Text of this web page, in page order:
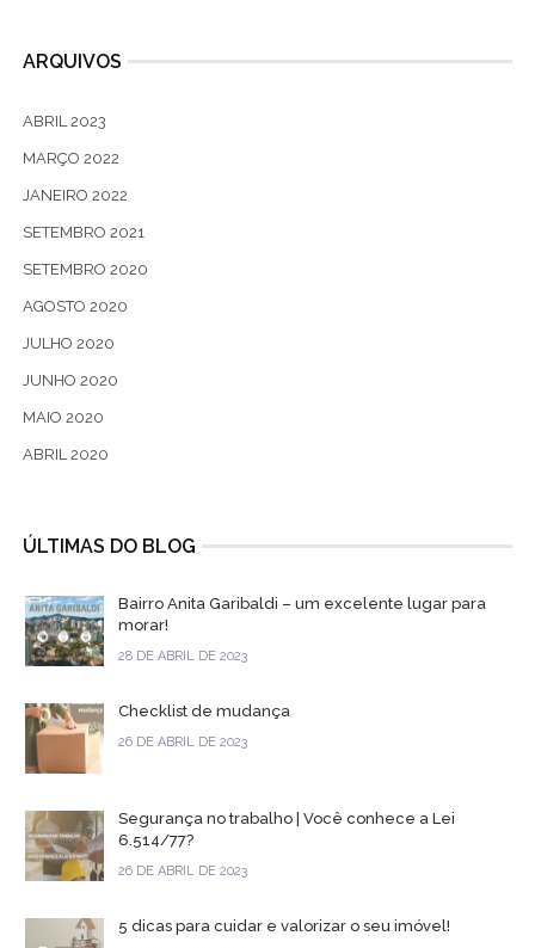
ARQUIVOS
ABRIL 2023
MARÇO 2022
JANEIRO 2022
SETEMBRO 2021
SETEMBRO 2020
AGOSTO 2020
JULHO 2020
JUNHO 2020
MAIO 2020
ABRIL 2020
ÚLTIMAS DO BLOG
Bairro Anita Garibaldi – um excelente lugar para
morar!
28 DE ABRIL DE 2023
Checklist de mudança
26 DE ABRIL DE 2023
Segurança no trabalho | Você conhece a Lei
6.514/77?
26 DE ABRIL DE 2023
5 dicas para cuidar e valorizar o seu imóvel!